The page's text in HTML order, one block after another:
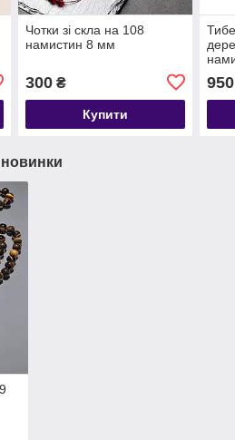
Чотки зі скла на 108
намистин 8 мм
300₴
Купити
мм
950
новинки